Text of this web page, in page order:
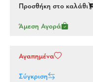
Προσθήκη στο καλάθι
Άμεση Αγορά
Αγαπημένα
Σύγκριση